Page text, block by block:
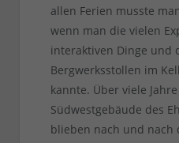
allen Ferien musste
wenn man die vielen
interaktiven Dinge und
Bergwerksstollen im
kannte. Über viele
Südwestgebäude des
blieben nach und nach